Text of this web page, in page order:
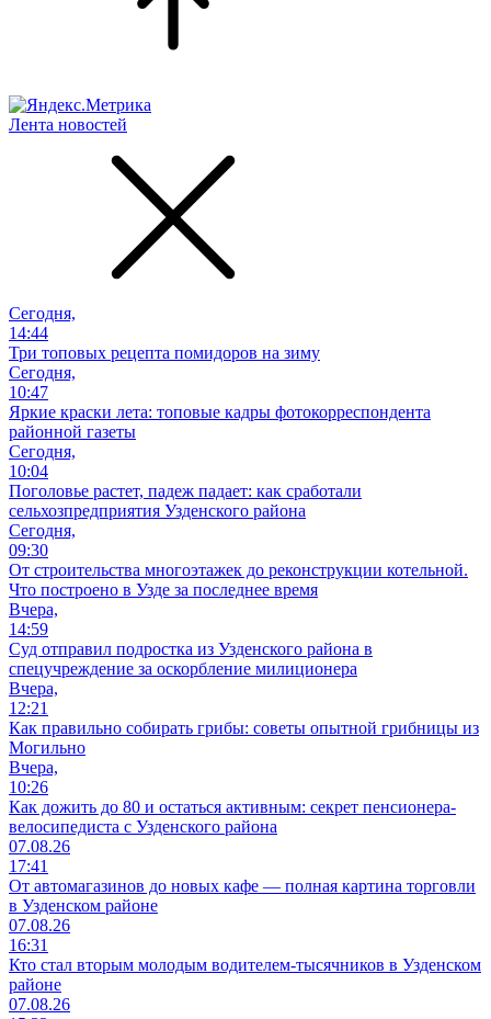
Лента новостей
Сегодня,
14:44
Три топовых рецепта помидоров на зиму
Сегодня,
10:47
Яркие краски лета: топовые кадры фотокорреспондента
районной газеты
Сегодня,
10:04
Поголовье растет, падеж падает: как сработали
сельхозпредприятия Узденского района
Сегодня,
09:30
От строительства многоэтажек до реконструкции котельной.
Что построено в Узде за последнее время
Вчера,
14:59
Суд отправил подростка из Узденского района в
спецучреждение за оскорбление милиционера
Вчера,
12:21
Как правильно собирать грибы: советы опытной грибницы из
Могильно
Вчера,
10:26
Как дожить до 80 и остаться активным: секрет пенсионера-
велосипедиста с Узденского района
07.08.26
17:41
От автомагазинов до новых кафе — полная картина торговли
в Узденском районе
07.08.26
16:31
Кто стал вторым молодым водителем-тысячников в Узденском
районе
07.08.26